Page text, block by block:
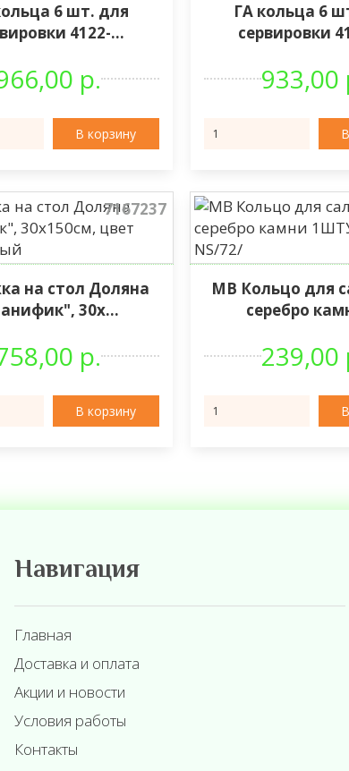
6 шт. для
4122-...
р.
В корзину
ГА кольца 6
сервировки
933,00
7167237
на стол Доляна
30х...
р.
В корзину
МВ Кольцо для
серебро
239,00
Навигация
Главная
Доставка и оплата
Акции и новости
Условия работы
Контакты